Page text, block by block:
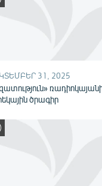
31, 2025
ծրագիր